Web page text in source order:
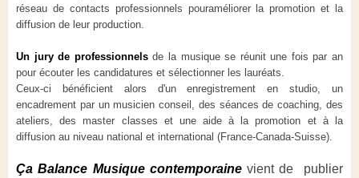
réseau de contacts professionnels pouraméliorer la promotion et la
diffusion de leur production.
Un jury de professionnelsde la musique se réunit une fois par an
pour écouter les candidatures et sélectionner les lauréats.
Ceux-ci bénéficient alors d'un enregistrement en studio, un
encadrement par un musicien conseil, des séances de coaching, des
ateliers, des master classes et une aide à la promotion et à la
diffusion au niveau national et international (France-Canada-Suisse).
Ça Balance Musique contemporaine vient de publier